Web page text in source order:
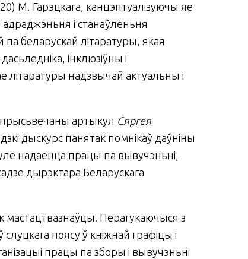
М. Га­рэцкага, канцэптуалізуючы яе
і станаўленьня
беларускай літаратуры, якая
інклюзіўны і
літаратуры надзвычай актуальны і
прысьвечаны ар­ты­кул Сяргея
дыс­курс панятак помнікаў даўніны
надаецца працы па вывучэньні,
дырэктара Беларускага
мастацтвазнаўцы. Перагукаючыся з
поясу ў кніжнай графіцы і
працы па зборы і вывучэньні